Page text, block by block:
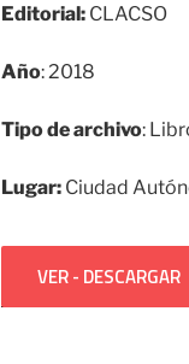
Editorial: CLACSO
Año: 2018
Tipo de archivo:
Lugar: Ciudad
VER - DESCARGAR